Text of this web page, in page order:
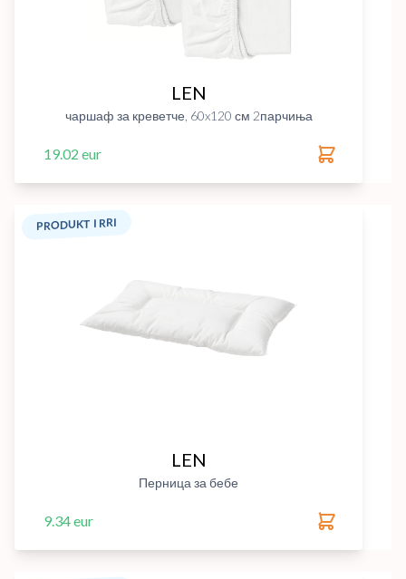
LEN
чаршаф за креветче, 60x120 см 2парчиња
19.02 eur
PRODUKT I RRI
LEN
Перница за бебе
9.34 eur